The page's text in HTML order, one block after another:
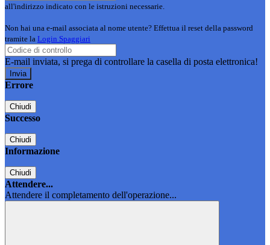
all'indirizzo indicato con le istruzioni necessarie.
Non hai una e-mail associata al nome utente? Effettua il reset della password
tramite la Login Spaggiari
E-mail inviata, si prega di controllare la casella di posta elettronica!
Errore
Chiudi
Successo
Chiudi
Informazione
Chiudi
Attendere...
Attendere il completamento dell'operazione...